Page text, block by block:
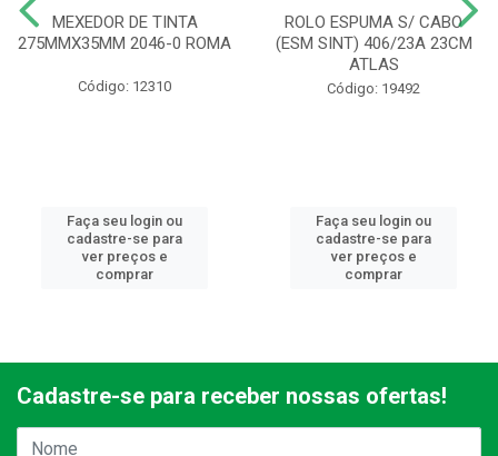
MEXEDOR DE TINTA
275MMX35MM 2046-0 ROMA
Código: 12310
Faça seu login ou
cadastre-se para
ver preços e
comprar
ROLO ESPUMA S/ CABO
(ESM SINT) 406/23A 23CM
ATLAS
Código: 19492
Faça seu login ou
cadastre-se para
ver preços e
comprar
Cadastre-se para receber nossas ofertas!